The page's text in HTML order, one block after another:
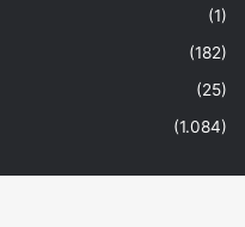
(1)
(182)
(25)
(1.084)